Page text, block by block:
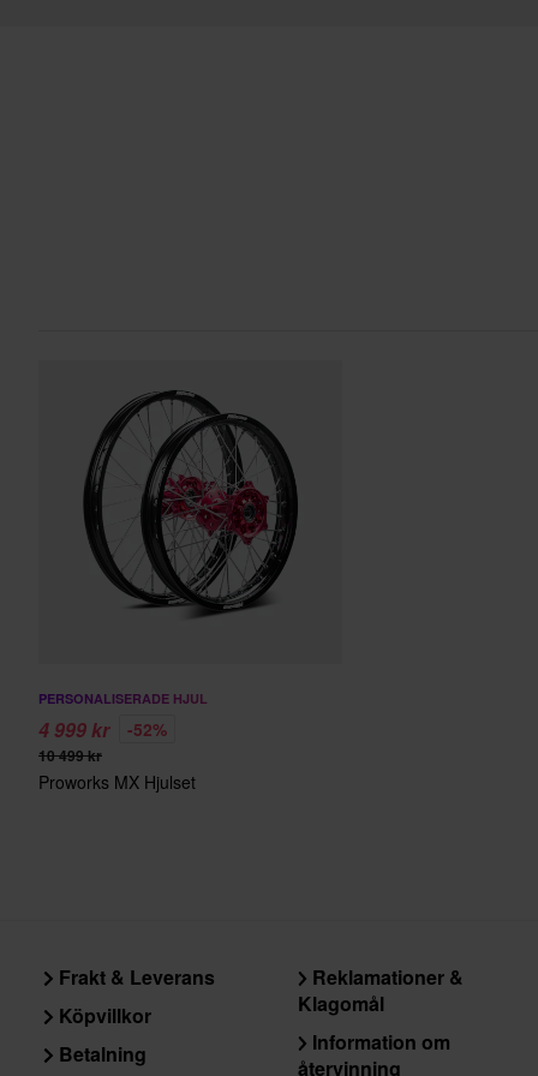
PERSONALISERADE HJUL
4 999 kr -52%
10 499 kr
Proworks MX Hjulset
Frakt & Leverans
Köpvillkor
Betalning
Reklamationer &
Klagomål
Information om
återvinning